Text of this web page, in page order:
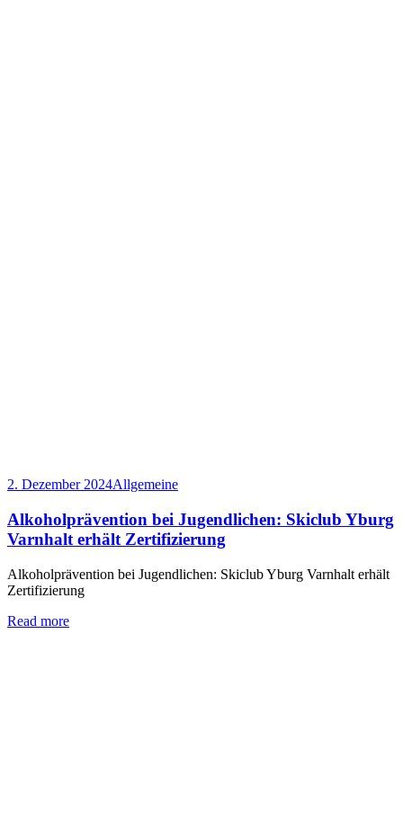
2. Dezember 2024Allgemeine
Alkoholprävention bei Jugendlichen: Skiclub Yburg
Varnhalt erhält Zertifizierung
Alkoholprävention bei Jugendlichen: Skiclub Yburg Varnhalt erhält
Zertifizierung
Read more